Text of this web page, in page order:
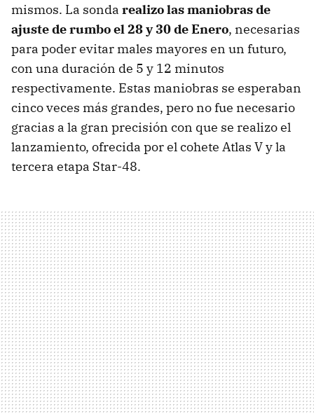
mismos. La sonda realizo las maniobras de
ajuste de rumbo el 28 y 30 de Enero, necesarias
para poder evitar males mayores en un futuro,
con una duración de 5 y 12 minutos
respectivamente. Estas maniobras se esperaban
cinco veces más grandes, pero no fue necesario
gracias a la gran precisión con que se realizo el
lanzamiento, ofrecida por el cohete Atlas V y la
tercera etapa Star-48.